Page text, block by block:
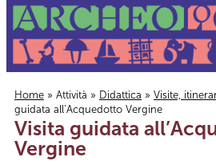
Tu sei qui
Home » Attività » Didattica » Visite,
guidata all’Acquedotto Vergine
Visita guidata
Vergine